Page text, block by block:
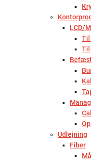
LCD/
Til
Udlejning
Fiber